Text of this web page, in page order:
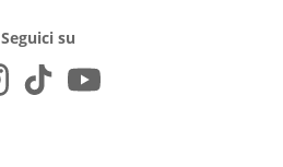
Seguici su